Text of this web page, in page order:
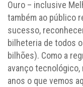
Ouro – inclusive
também ao público
sucesso,
bilheteria de todos
bilhões). Como a
avanço
anos o que vemos